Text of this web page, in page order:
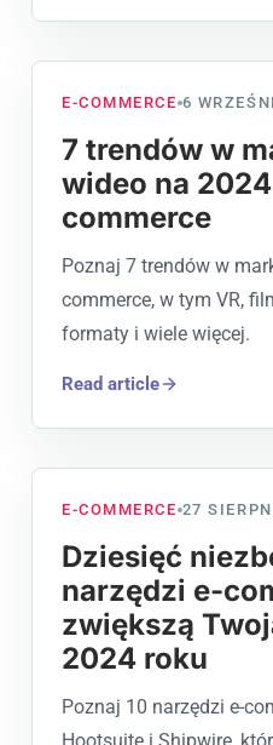
E-COMMERCE 6
7 trendów w
wideo na
commerce
Poznaj 7 trendów w
commerce, w tym VR,
formaty i wiele więcej.
Read article
E-COMMERCE 27
Dziesięć
narzędzi e-
zwiększą
2024 roku
Poznaj 10 narzędzi e-